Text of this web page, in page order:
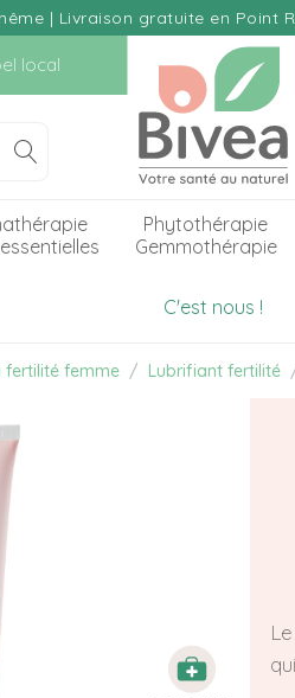
| Livraison gratuite en
local
Phytothérapie
Gemmothérapie
C'est nous !
fertilité femme Lubrifiant fertilité